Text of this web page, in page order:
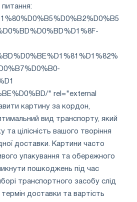
" rel="external
картину за кордон,
вид транспорту, який
та цілісність вашого творіння
доставки. Картини часто
упакування та обережного
пошкоджень під час
транспортного засобу слід
доставки та вартість